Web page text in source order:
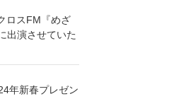
ロスFM『めざ
出演させていた
年新春プレゼン